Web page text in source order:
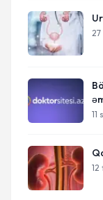
11